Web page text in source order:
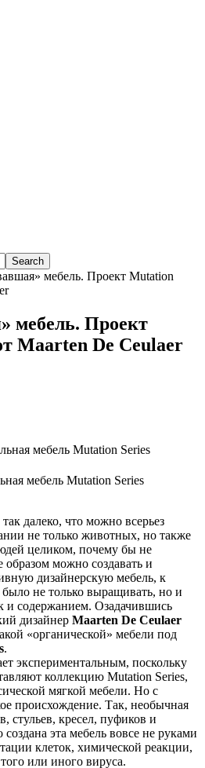
мебель. Проект Mutation
мебель. Проект
Maarten De Ceulaer
мебель Mutation Series
далеко, что можно всерьез
не только животных, но также
целиком, почему бы не
образом можно создавать и
дизайнерскую мебель, к
не только выращивать, но и
и содержанием. Озадачившись
дизайнер Maarten De Ceulaer
«органической» мебели под
.
экспериментальным, поскольку
коллекцию Mutation Series,
мягкой мебели. Но с
происхождение. Так, необычная
стульев, кресел, пуфиков и
создана эта мебель вовсе не руками
клеток, химической реакции,
или иного вируса.